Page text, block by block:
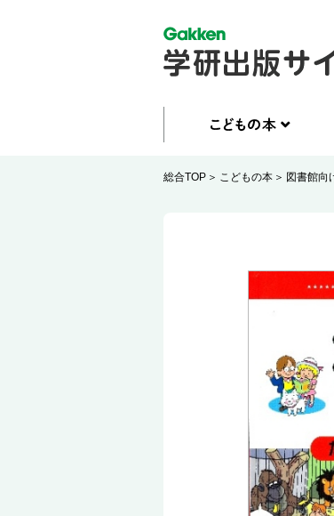
総合TOP こどもの本 図書館向